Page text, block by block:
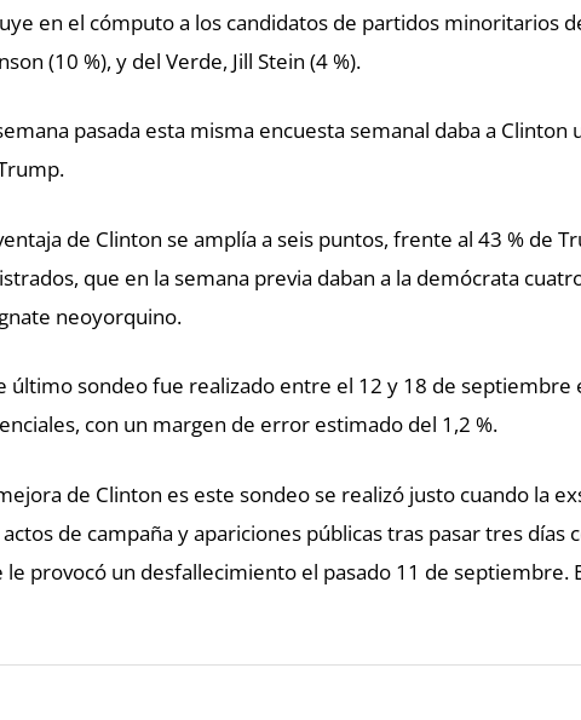
en el cómputo a los candidatos de partidos minoritarios
(10 %), y del Verde, Jill Stein (4 %).
pasada esta misma encuesta semanal daba a
de Clinton se amplía a seis puntos, frente al 43 % de
que en la semana previa daban a la demócrata
neoyorquino.
último sondeo fue realizado entre el 12 y 18 de
con un margen de error estimado del 1,2 %.
de Clinton es este sondeo se realizó justo cuando la
actos de campaña y apariciones públicas tras pasar tres
le provocó un desfallecimiento el pasado 11 de septiembre.